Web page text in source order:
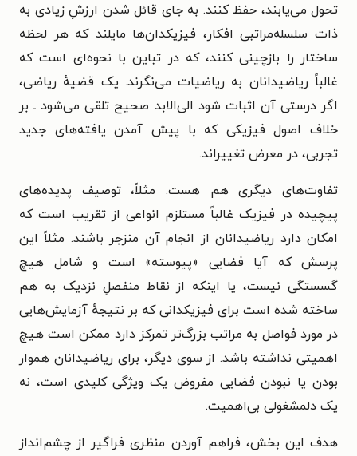
تحول می‌یابند، حفظ کنند. به جای قائل شدن ارزشِ زیادی به
ذات سلسله‌مراتبی افکار، فیزیکدان‌ها مایلند که هر لحظه
ساختار را بازچینی کنند، که در تباین با نحوه‌ای است که
غالباً ریاضیدانان به ریاضیات می‌نگرند. یک قضیهٔ ریاضی،
اگر درستی آن اثبات شود الی‌الابد صحیح تلقی می‌شود ـ بر
خلاف اصول فیزیکی که با پیش آمدن یافته‌های جدید
تجربی، در معرض تغییراند.
تفاوت‌های دیگری هم هست. مثلاً، توصیف پدیده‌های
پیچیده در فیزیک غالباً مستلزم انواعی از تقریب است که
امکان دارد ریاضیدانان از انجام آن منزجر باشند. مثلاً این
پرسش که آیا فضایی «پیوسته» است و شامل هیچ
گسستگی نیست، یا اینکه از نقاط منفصلِ نزدیک به هم
ساخته شده است برای فیزیکدانی که بر نتیجهٔ آزمایش‌هایی
در مورد فواصل به مراتب بزرگ‌تر تمرکز دارد ممکن است هیچ
اهمیتی نداشته باشد. از سوی دیگر، برای ریاضیدانان هموار
بودن یا نبودن فضایی مفروض یک ویژگی کلیدی است، نه
یک دلمشغولی بی‌اهمیت.
هدف این بخش، فراهم آوردن منظری فراگیر از چشم‌انداز